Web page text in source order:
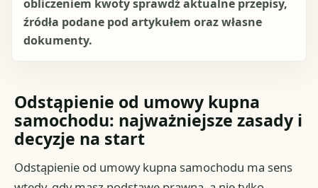
obliczeniem kwoty sprawdź aktualne przepisy,
źródła podane pod artykułem oraz własne
dokumenty.
Odstąpienie od umowy kupna
samochodu: najważniejsze zasady i
decyzje na start
Odstąpienie od umowy kupna samochodu ma sens